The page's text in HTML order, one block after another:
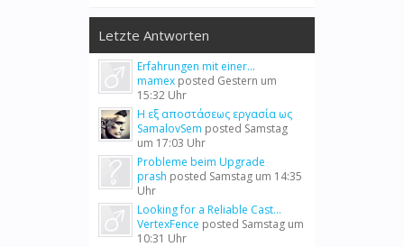
Letzte Antworten
Erfahrungen mit einer...
mamex posted Gestern um
15:32 Uhr
Η εξ αποστάσεως εργασία ως
SamalovSem posted Samstag
um 17:03 Uhr
Probleme beim Upgrade
prash posted Samstag um 14:35
Uhr
Looking for a Reliable Cast...
VertexFence posted Samstag um
10:31 Uhr